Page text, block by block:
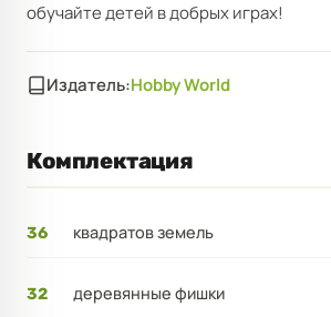
обучайте детей в добрых играх!
Издатель:Hobby World
Комплектация
36 квадратов земель
32 деревянные фишки